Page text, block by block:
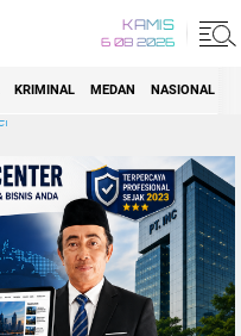
KAMIS
6 08 2026
KRIMINAL MEDAN NASIONAL